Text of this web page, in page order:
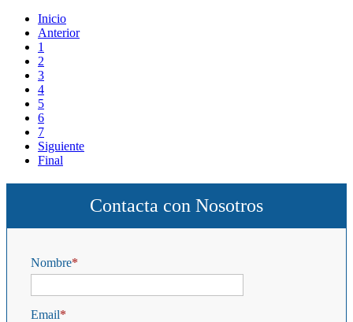
Inicio
Anterior
1
2
3
4
5
6
7
Siguiente
Final
Contacta con Nosotros
Nombre
Email